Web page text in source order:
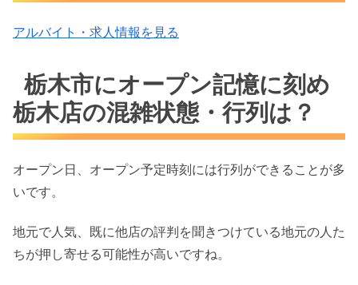
アルバイト・求人情報を見る
栃木市にオープン記憶に刻め
栃木店の混雑状態・行列は？
オープン日、オープン予定時刻には行列ができることが多
いです。
地元で人気、既に他店の評判を聞きつけている地元の人た
ちが押し寄せる可能性が高いですね。